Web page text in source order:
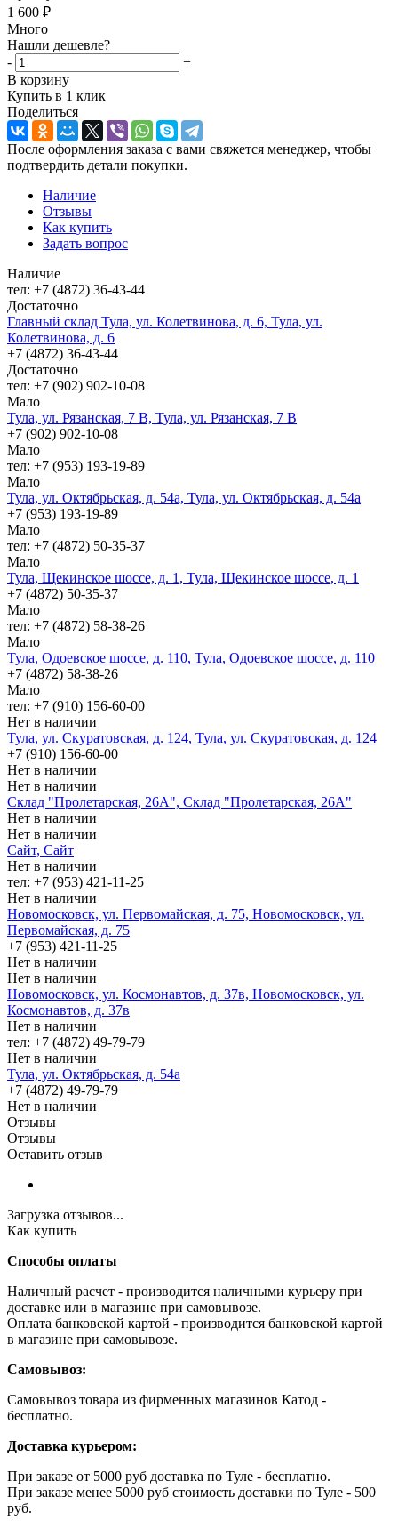
1 600 ₽
Много
Нашли дешевле?
-
+
В корзину
Купить в 1 клик
Поделиться
После оформления заказа с вами свяжется менеджер, чтобы
подтвердить детали покупки.
Наличие
Отзывы
Как купить
Задать вопрос
Наличие
тел: +7 (4872) 36-43-44
Достаточно
Главный склад Тула, ул. Колетвинова, д. 6, Тула, ул.
Колетвинова, д. 6
+7 (4872) 36-43-44
Достаточно
тел: +7 (902) 902-10-08
Мало
Тула, ул. Рязанская, 7 В, Тула, ул. Рязанская, 7 В
+7 (902) 902-10-08
Мало
тел: +7 (953) 193-19-89
Мало
Тула, ул. Октябрьская, д. 54а, Тула, ул. Октябрьская, д. 54а
+7 (953) 193-19-89
Мало
тел: +7 (4872) 50-35-37
Мало
Тула, Щекинское шоссе, д. 1, Тула, Щекинское шоссе, д. 1
+7 (4872) 50-35-37
Мало
тел: +7 (4872) 58-38-26
Мало
Тула, Одоевское шоссе, д. 110, Тула, Одоевское шоссе, д. 110
+7 (4872) 58-38-26
Мало
тел: +7 (910) 156-60-00
Нет в наличии
Тула, ул. Скуратовская, д. 124, Тула, ул. Скуратовская, д. 124
+7 (910) 156-60-00
Нет в наличии
Нет в наличии
Склад "Пролетарская, 26А", Склад "Пролетарская, 26А"
Нет в наличии
Нет в наличии
Сайт, Сайт
Нет в наличии
тел: +7 (953) 421-11-25
Нет в наличии
Новомосковск, ул. Первомайская, д. 75, Новомосковск, ул.
Первомайская, д. 75
+7 (953) 421-11-25
Нет в наличии
Нет в наличии
Новомосковск, ул. Космонавтов, д. 37в, Новомосковск, ул.
Космонавтов, д. 37в
Нет в наличии
тел: +7 (4872) 49-79-79
Нет в наличии
Тула, ул. Октябрьская, д. 54а
+7 (4872) 49-79-79
Нет в наличии
Отзывы
Отзывы
Оставить отзыв
Загрузка отзывов...
Как купить
Способы оплаты
Наличный расчет - производится наличными курьеру при
доставке или в магазине при самовывозе.
Оплата банковской картой - производится банковской картой
в магазине при самовывозе.
Самовывоз:
Самовывоз товара из фирменных магазинов Катод -
бесплатно.
Доставка курьером:
При заказе от 5000 руб доставка по Туле - бесплатно.
При заказе менее 5000 руб стоимость доставки по Туле - 500
руб.